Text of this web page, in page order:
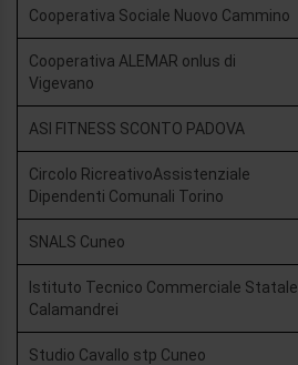
Cooperativa Sociale Nuovo Cammino
Cooperativa ALEMAR onlus di
Vigevano
ASI FITNESS SCONTO PADOVA
Circolo RicreativoAssistenziale
Dipendenti Comunali Torino
SNALS Cuneo
Istituto Tecnico Commerciale Statale
Calamandrei
Studio Cavallo stp Cuneo